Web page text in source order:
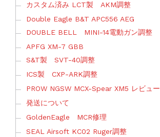
カスタム済み LCT製 AKM調整
Double Eagle B&T APC556 AEG
DOUBLE BELL MINI-14電動ガン調整
APFG XM-7 GBB
S&T製 SVT-40調整
ICS製 CXP-ARK調整
PROW NGSW MCX-Spear XM5 レビュー
発送について
GoldenEagle MCR修理
SEAL Airsoft KC02 Ruger調整